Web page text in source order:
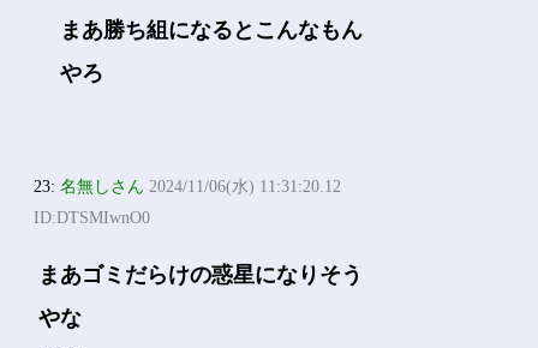
まあ勝ち組になるとこんなもん
やろ
23:名無しさん 2024/11/06(水) 11:31:20.12
ID:DTSMIwnO0
まあゴミだらけの惑星になりそう
やな